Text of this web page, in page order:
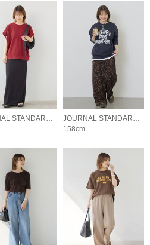
JOURNAL STANDARD relume LADYS
JOURNAL STANDARD relume LADYS
158cm